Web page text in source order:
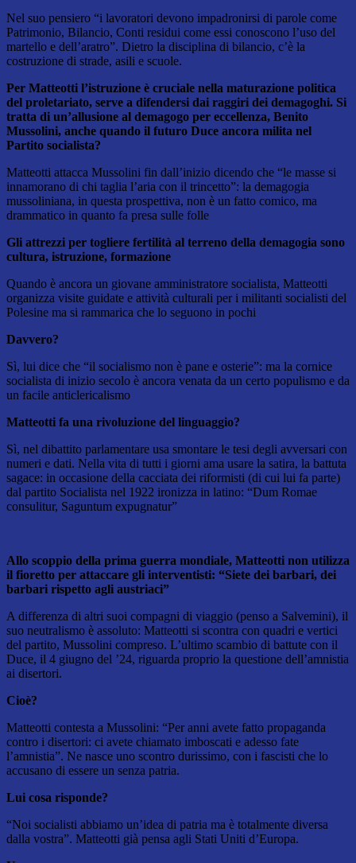
Nel suo pensiero “i lavoratori devono impadronirsi di parole come
Patrimonio, Bilancio, Conti residui come essi conoscono l’uso del
martello e dell’aratro”. Dietro la disciplina di bilancio, c’è la
costruzione di strade, asili e scuole.
Per Matteotti l’istruzione è cruciale nella maturazione politica
del proletariato, serve a difendersi dai raggiri dei demagoghi. Si
tratta di un’allusione al demagogo per eccellenza, Benito
Mussolini, anche quando il futuro Duce ancora milita nel
Partito socialista?
Matteotti attacca Mussolini fin dall’inizio dicendo che “le masse si
innamorano di chi taglia l’aria con il trincetto”: la demagogia
mussoliniana, in questa prospettiva, non è un fatto comico, ma
drammatico in quanto fa presa sulle folle
Gli attrezzi per togliere fertilità al terreno della demagogia sono
cultura, istruzione, formazione
Quando è ancora un giovane amministratore socialista, Matteotti
organizza visite guidate e attività culturali per i militanti socialisti del
Polesine ma si rammarica che lo seguono in pochi
Davvero?
Sì, lui dice che “il socialismo non è pane e osterie”: ma la cornice
socialista di inizio secolo è ancora venata da un certo populismo e da
un facile anticlericalismo
Matteotti fa una rivoluzione del linguaggio?
Sì, nel dibattito parlamentare usa smontare le tesi degli avversari con
numeri e dati. Nella vita di tutti i giorni ama usare la satira, la battuta
sagace: in occasione della cacciata dei riformisti (di cui lui fa parte)
dal partito Socialista nel 1922 ironizza in latino: “Dum Romae
consulitur, Saguntum expugnatur”
Allo scoppio della prima guerra mondiale, Matteotti non utilizza
il fioretto per attaccare gli interventisti: “Siete dei barbari, dei
barbari rispetto agli austriaci”
A differenza di altri suoi compagni di viaggio (penso a Salvemini), il
suo neutralismo è assoluto: Matteotti si scontra con quadri e vertici
del partito, Mussolini compreso. L’ultimo scambio di battute con il
Duce, il 4 giugno del ’24, riguarda proprio la questione dell’amnistia
ai disertori.
Cioè?
Matteotti contesta a Mussolini: “Per anni avete fatto propaganda
contro i disertori: ci avete chiamato imboscati e adesso fate
l’amnistia”. Ne nasce uno scontro durissimo, con i fascisti che lo
accusano di essere un senza patria.
Lui cosa risponde?
“Noi socialisti abbiamo un’idea di patria ma è totalmente diversa
dalla vostra”. Matteotti già pensa agli Stati Uniti d’Europa.